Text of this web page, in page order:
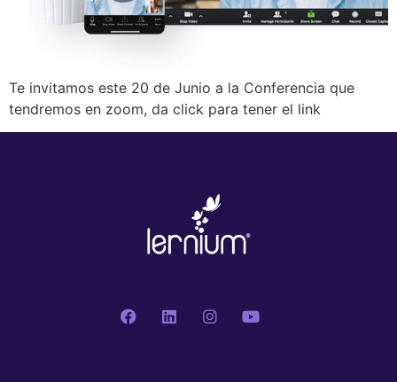
Te invitamos este 20 de Junio a la Conferencia que
tendremos en zoom, da click para tener el link